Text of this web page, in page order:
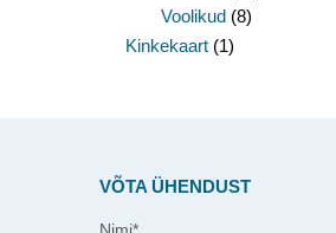
Voolikud (8)
Kinkekaart (1)
VÕTA ÜHENDUST